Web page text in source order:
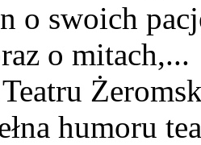
o swoich
o mitach,...
Teatru
humoru